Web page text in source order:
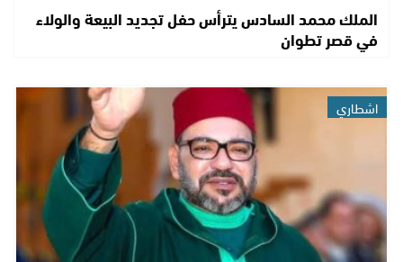
الملك محمد السادس يترأس حفل تجديد البيعة والولاء
في قصر تطوان
اشطاري